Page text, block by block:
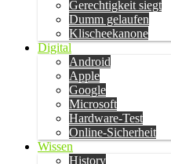
Gerechtigkeit siegt
Dumm gelaufen
Klischeekanone
Digital
Android
Apple
Google
Microsoft
Hardware-Test
Online-Sicherheit
Wissen
History